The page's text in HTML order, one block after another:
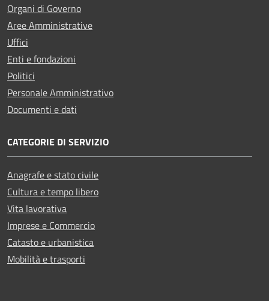
Organi di Governo
Aree Amministrative
Uffici
Enti e fondazioni
Politici
Personale Amministrativo
Documenti e dati
CATEGORIE DI SERVIZIO
Anagrafe e stato civile
Cultura e tempo libero
Vita lavorativa
Imprese e Commercio
Catasto e urbanistica
Mobilità e trasporti